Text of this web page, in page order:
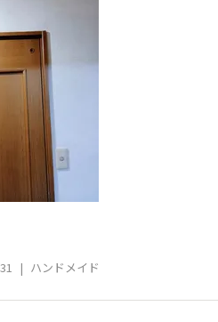
スイッチが入りました（笑）
見つからず1度目でギブアッ
ら
| ハンドメイド